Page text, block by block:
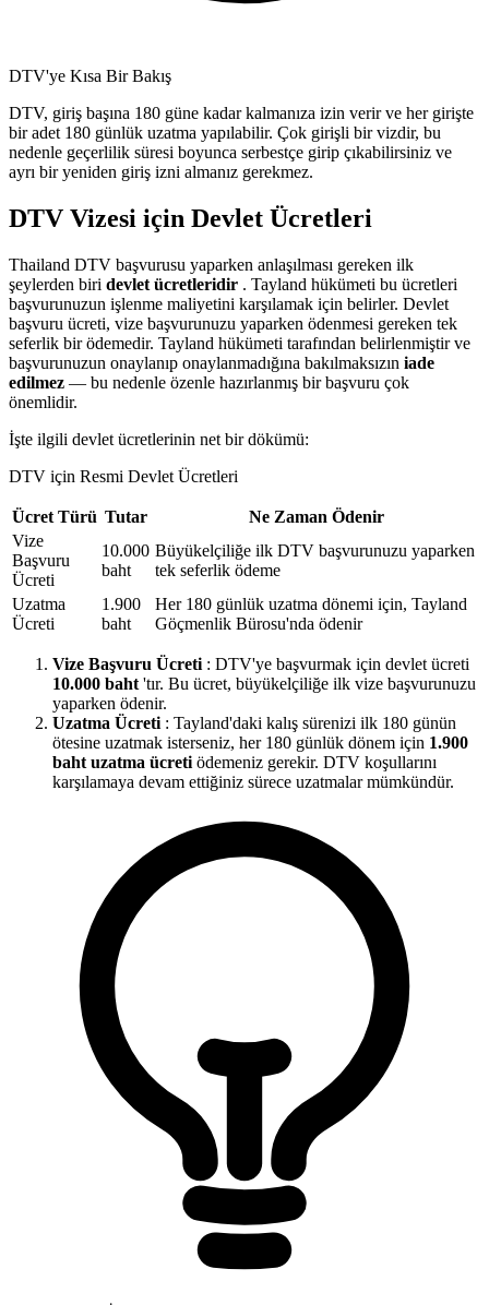
DTV'ye Kısa Bir Bakış
DTV, giriş başına 180 güne kadar kalmanıza izin verir ve her girişte
bir adet 180 günlük uzatma yapılabilir. Çok girişli bir vizdir, bu
nedenle geçerlilik süresi boyunca serbestçe girip çıkabilirsiniz ve
ayrı bir yeniden giriş izni almanız gerekmez.
DTV Vizesi için Devlet Ücretleri
Thailand DTV başvurusu yaparken anlaşılması gereken ilk
şeylerden biri devlet ücretleridir . Tayland hükümeti bu ücretleri
başvurunuzun işlenme maliyetini karşılamak için belirler. Devlet
başvuru ücreti, vize başvurunuzu yaparken ödenmesi gereken tek
seferlik bir ödemedir. Tayland hükümeti tarafından belirlenmiştir ve
başvurunuzun onaylanıp onaylanmadığına bakılmaksızın iade
edilmez — bu nedenle özenle hazırlanmış bir başvuru çok
önemlidir.
İşte ilgili devlet ücretlerinin net bir dökümü:
DTV için Resmi Devlet Ücretleri
Ücret Türü Tutar
Ne Zaman Ödenir
Vize
Başvuru
Ücreti
10.000
baht
Büyükelçiliğe ilk DTV başvurunuzu yaparken
tek seferlik ödeme
Uzatma
Ücreti
1.900
baht
Her 180 günlük uzatma dönemi için, Tayland
Göçmenlik Bürosu'nda ödenir
Vize Başvuru Ücreti : DTV'ye başvurmak için devlet ücreti
10.000 baht 'tır. Bu ücret, büyükelçiliğe ilk vize başvurunuzu
yaparken ödenir.
Uzatma Ücreti : Tayland'daki kalış sürenizi ilk 180 günün
ötesine uzatmak isterseniz, her 180 günlük dönem için 1.900
baht uzatma ücreti ödemeniz gerekir. DTV koşullarını
karşılamaya devam ettiğiniz sürece uzatmalar mümkündür.